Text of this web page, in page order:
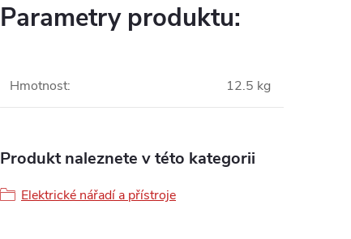
Parametry produktu:
Hmotnost: 12.5 kg
Produkt naleznete v této kategorii
Elektrické nářadí a přístroje